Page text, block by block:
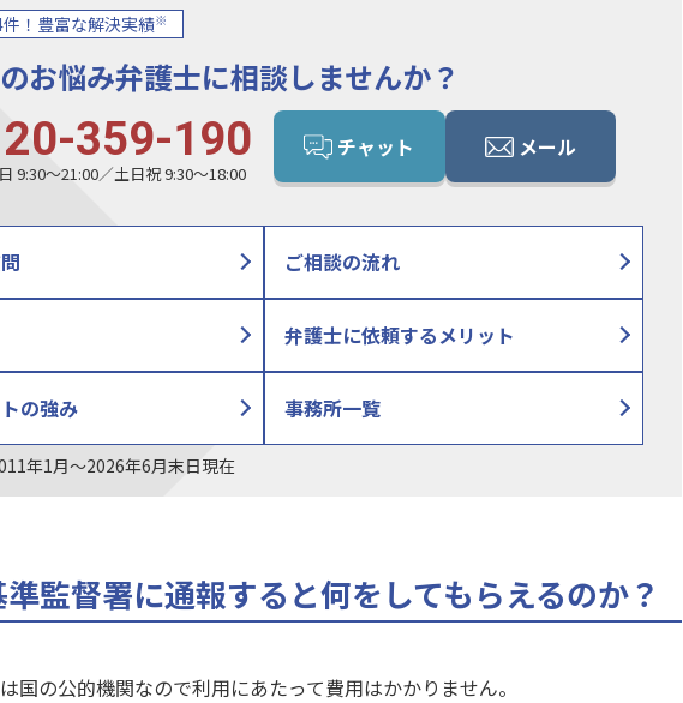
！豊富な解決実績※
お悩み弁護士に相談しませんか？
359-190
9:30〜21:00／土日祝 9:30〜18:00
チャット メール
ご相談の流れ
弁護士に依頼するメリット
の強み 事務所一覧
年1月〜2026年6月末日現在
監督署に通報すると何をしてもらえるのか？
国の公的機関なので利用にあたって費用はかかりません。